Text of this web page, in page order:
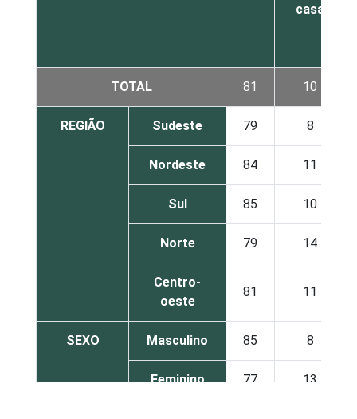
casa
TOTAL 81 10
REGIÃO Sudeste 79 8
Nordeste 84 11
Sul 85 10
Norte 79 14
Centro-
oeste
81 11
SEXO Masculino 85 8
Feminino 77 13